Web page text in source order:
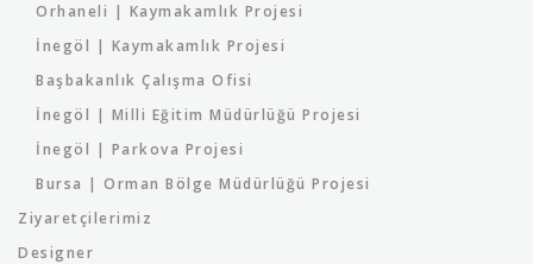
Orhaneli | Kaymakamlık Projesi
İnegöl | Kaymakamlık Projesi
Başbakanlık Çalışma Ofisi
İnegöl | Milli Eğitim Müdürlüğü Projesi
İnegöl | Parkova Projesi
Bursa | Orman Bölge Müdürlüğü Projesi
Ziyaretçilerimiz
Designer